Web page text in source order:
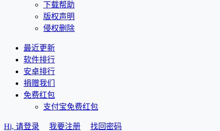
下载帮助
版权声明
侵权删除
最近更新
软件排行
安卓排行
捐赠我们
免费红包
支付宝免费红包
Hi, 请登录 我要注册
找回密码